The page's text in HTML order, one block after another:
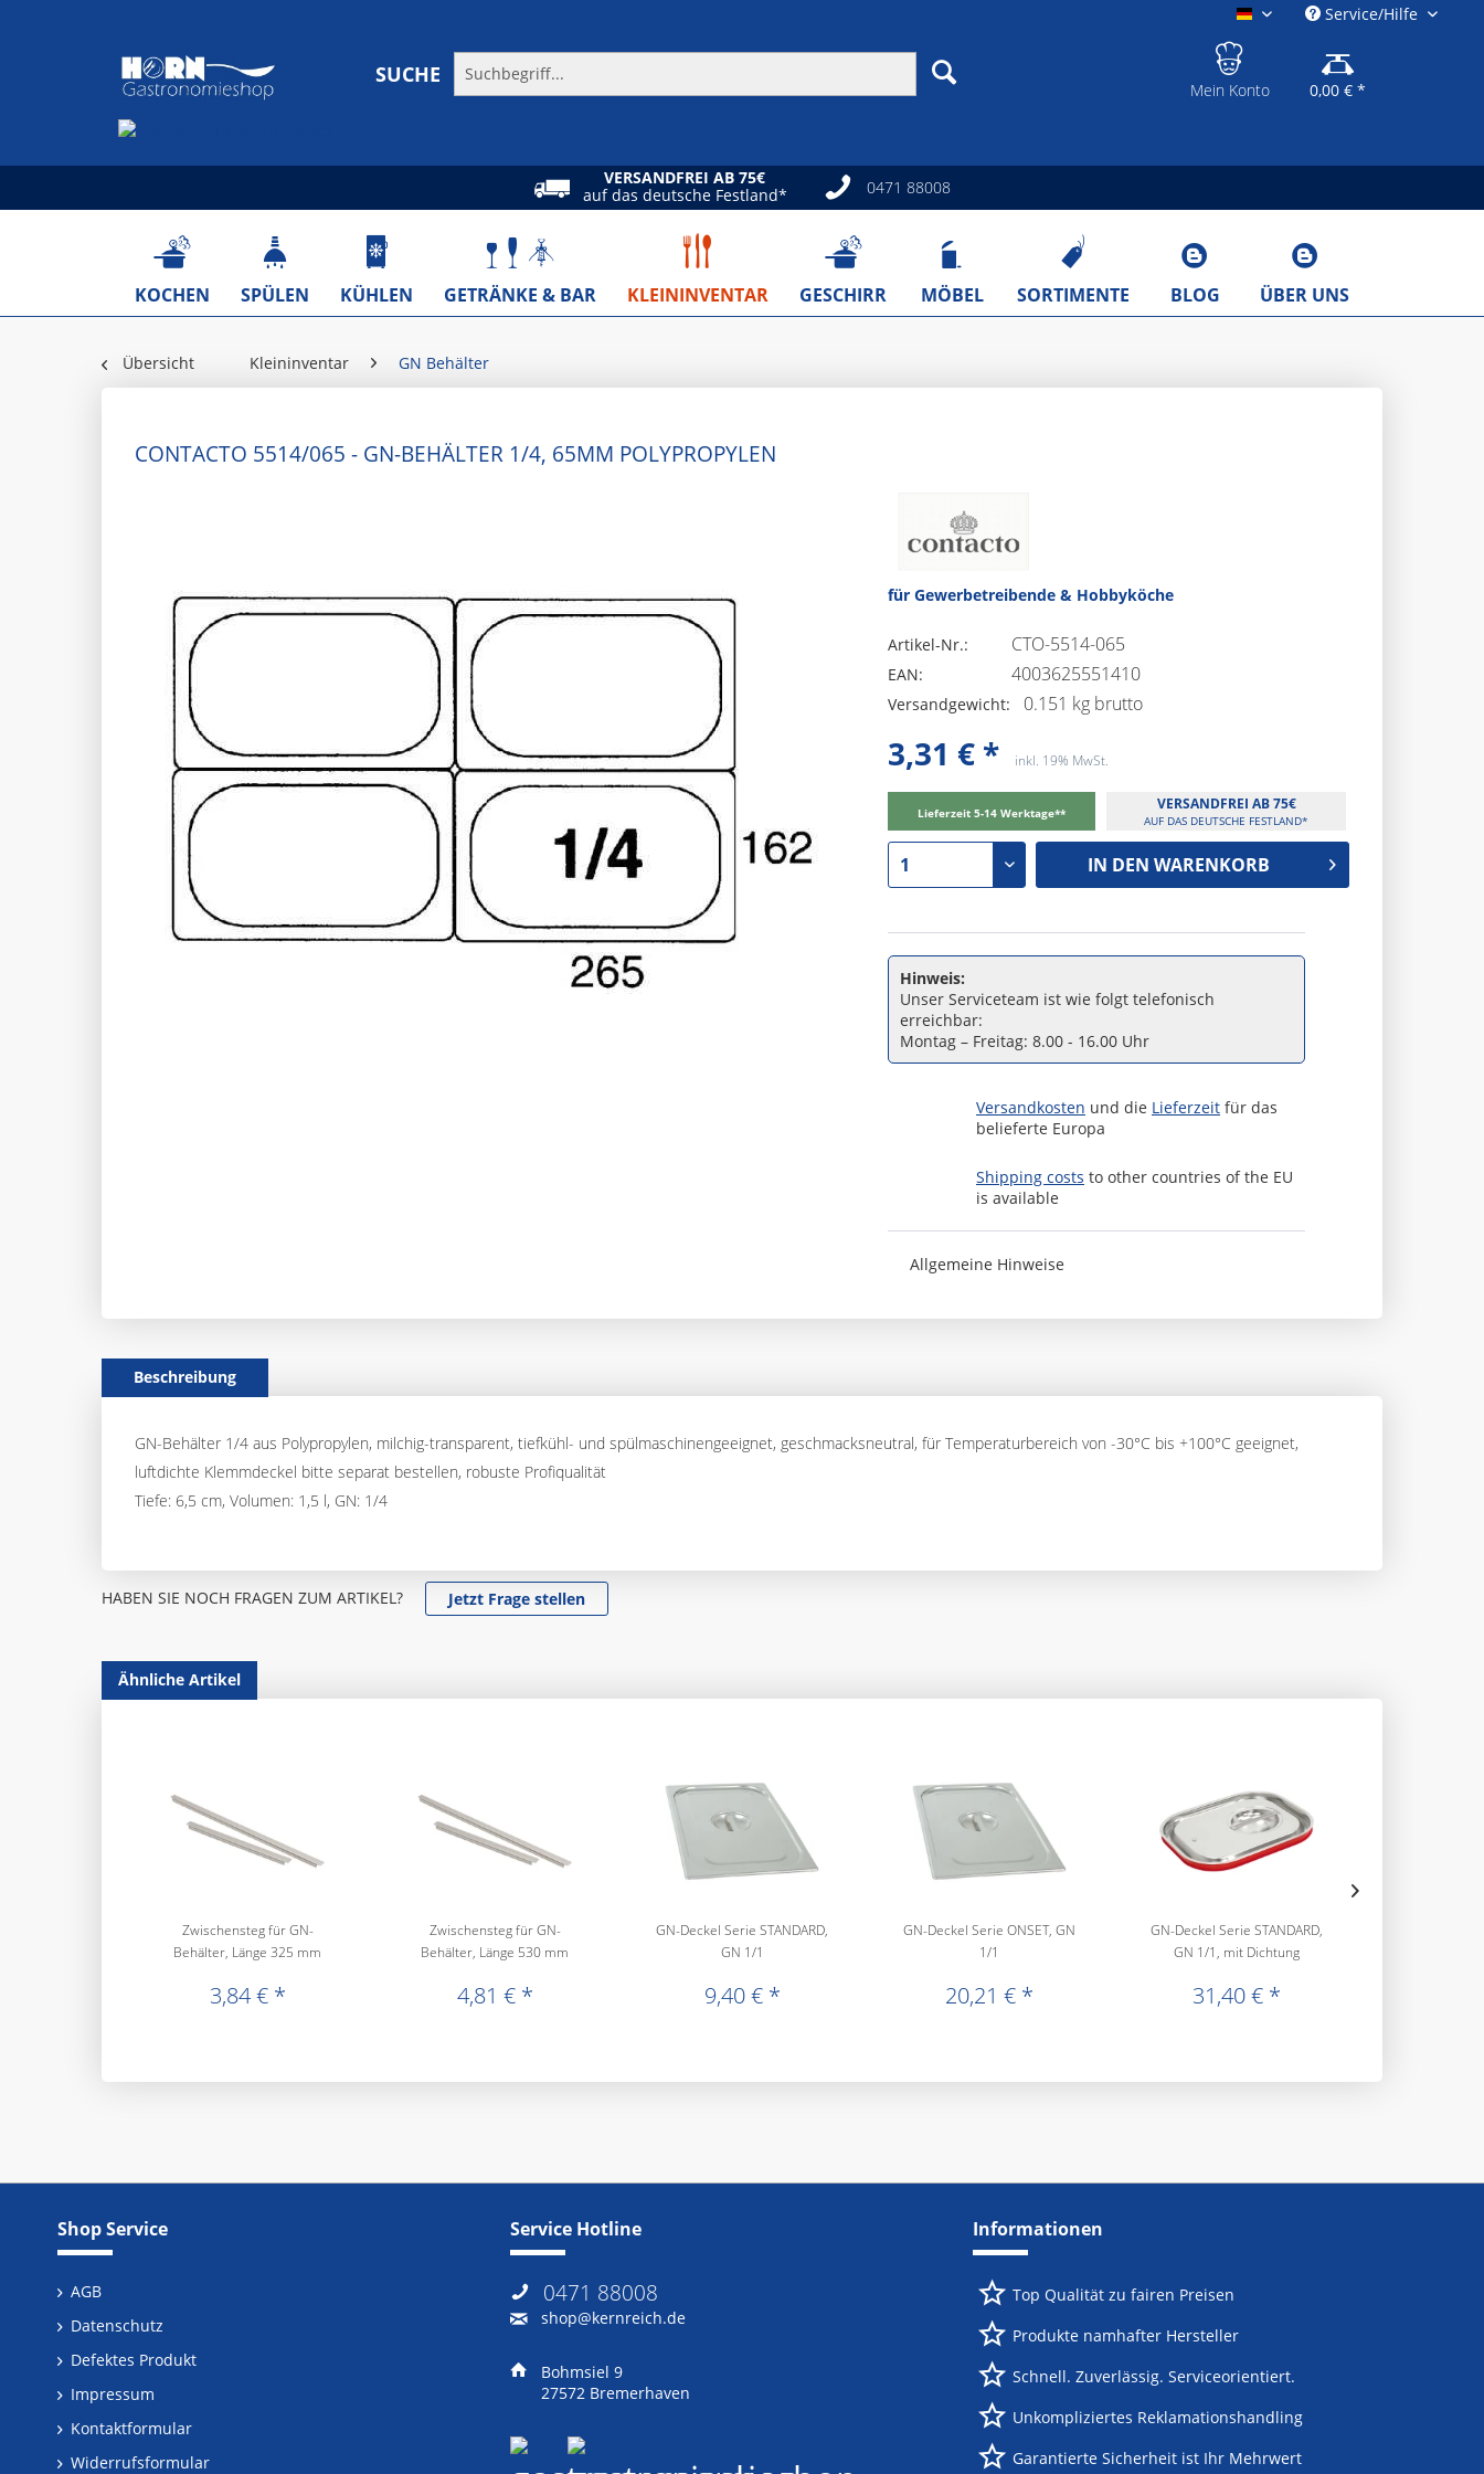
gastronomieshop.eu
Service/Hilfe
SUCHE
Mein Konto 0,00 € *
VERSANDFREI AB 75€
auf das deutsche Festland*
0471 88008
KOCHEN SPÜLEN KÜHLEN GETRÄNKE & BAR KLEININVENTAR GESCHIRR MÖBEL SORTIMENTE BLOG ÜBER UNS
Übersicht Kleininventar GN Behälter
CONTACTO 5514/065 - GN-BEHÄLTER 1/4, 65MM POLYPROPYLEN
für Gewerbetreibende & Hobbyköche
Artikel-Nr.: CTO-5514-065
EAN: 4003625551410
Versandgewicht: 0.151 kg brutto
3,31 € * inkl. 19% MwSt.
VERSANDFREI AB 75€
AUF DAS DEUTSCHE FESTLAND*
Lieferzeit 5-14 Werktage**
IN DEN WARENKORB
Hinweis:
Unser Serviceteam ist wie folgt telefonisch
erreichbar:
Montag – Freitag: 8.00 - 16.00 Uhr
Versandkosten und die Lieferzeit für das
belieferte Europa
Shipping costs to other countries of the EU
is available
Allgemeine Hinweise
Beschreibung
GN-Behälter 1/4 aus Polypropylen, milchig-transparent, tiefkühl- und spülmaschinengeeignet, geschmacksneutral, für Temperaturbereich von -30°C bis +100°C geeignet,
luftdichte Klemmdeckel bitte separat bestellen, robuste Profiqualität
Tiefe: 6,5 cm, Volumen: 1,5 l, GN: 1/4
HABEN SIE NOCH FRAGEN ZUM ARTIKEL? Jetzt Frage stellen
Ähnliche Artikel
Zwischensteg für GN-
Behälter, Länge 325 mm
3,84 € *
Zwischensteg für GN-
Behälter, Länge 530 mm
4,81 € *
GN-Deckel Serie STANDARD,
GN 1/1
9,40 € *
GN-Deckel Serie ONSET, GN
1/1
20,21 € *
GN-Deckel Serie STANDARD,
GN 1/1, mit Dichtung
31,40 € *
Shop Service
AGB
Datenschutz
Defektes Produkt
Impressum
Kontaktformular
Widerrufsformular
Service Hotline
0471 88008
shop@kernreich.de
Bohmsiel 9
27572 Bremerhaven
Informationen
Top Qualität zu fairen Preisen
Produkte namhafter Hersteller
Schnell. Zuverlässig. Serviceorientiert.
Unkompliziertes Reklamationshandling
Garantierte Sicherheit ist Ihr Mehrwert